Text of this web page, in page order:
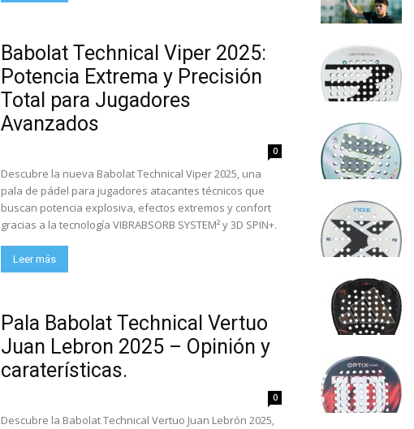
Babolat Technical Viper 2025:
Potencia Extrema y Precisión
Total para Jugadores
Avanzados
0
Descubre la nueva Babolat Technical Viper 2025, una
pala de pádel para jugadores atacantes técnicos que
buscan potencia explosiva, efectos extremos y confort
gracias a la tecnología VIBRABSORB SYSTEM² y 3D SPIN+.
Leer más
Pala Babolat Technical Vertuo
Juan Lebron 2025 – Opinión y
caraterísticas.
0
Descubre la Babolat Technical Vertuo Juan Lebrón 2025,